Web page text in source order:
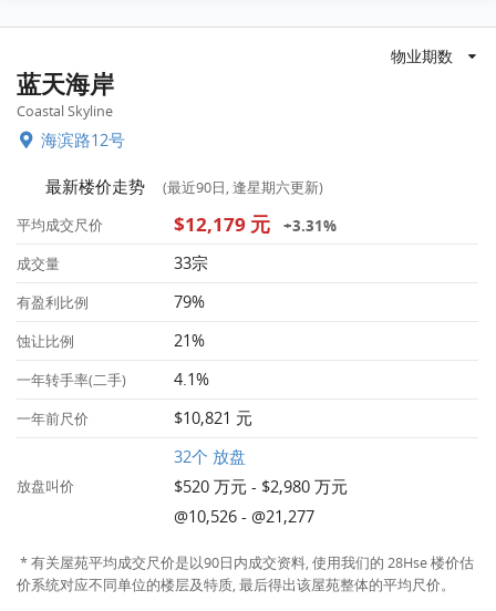
物业期数
蓝天海岸
Coastal Skyline
海滨路12号
最新楼价走势
(最近90日, 逢星期六更新)
平均成交尺价
$12,179 元 +3.31%
成交量 33宗
有盈利比例 79%
蚀让比例 21%
一年转手率(二手) 4.1%
一年前尺价 $10,821 元
放盘叫价
32个 放盘
$520 万元 - $2,980 万元
@10,526 - @21,277
* 有关屋苑平均成交尺价是以90日内成交资料, 使用我们的 28Hse 楼价估
价系统对应不同单位的楼层及特质, 最后得出该屋苑整体的平均尺价。